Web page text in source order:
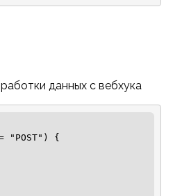
данных с вебхука
"POST") {